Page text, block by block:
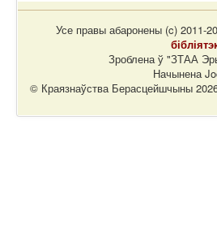
Усе правы абаронены (c) 2011-
Зроблена ў "ЗТАА
Начынена
© Краязнаўства Берасцейшчыны